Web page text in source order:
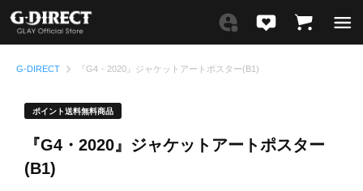
G-DIRECT 『G4・2020』ジャケットアートポスター(B1)
ポイント送料無料商品
『G4・2020』ジャケットアートポスター
(B1)